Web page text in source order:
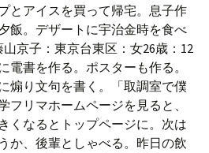
とアイスを買って帰宅。息子作
飯。デザートに宇治金時を食べ
山京子：東京台東区：女26歳：12
電書を作る。ポスターも作る。
煽り文句を書く。「取調室で僕
フリマホームページを見ると、
くなるとトップページに。次は
か、後輩としゃべる。昨日の飲